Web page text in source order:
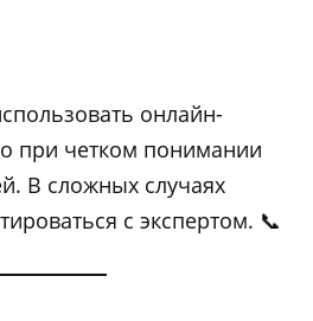
онлайн-
при четком понимании
В сложных случаях
с экспертом. 📞